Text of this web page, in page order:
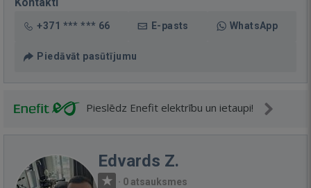
+371 *** *** 66 E-pasts WhatsApp
Piedāvāt pasūtījumu
Pieslēdz Enefit elektrību un ietaupi!
Edvards Z.
· 0 atsauksmes